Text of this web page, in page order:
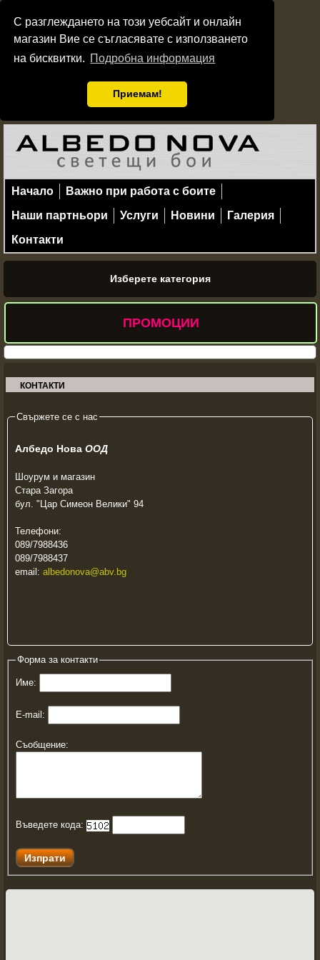
С разглеждането на този уебсайт и онлайн
магазин Вие се съгласявате с използването
на бисквитки. Подробна информация
Приемам!
Начало
Важно при работа с боите
Наши партньори
Услуги Новини
Галерия
Контакти
Изберете категория
ПРОМОЦИИ
КОНТАКТИ
Свържете се с нас
Албедо Нова ООД
Шоурум и магазин
Стара Загора
бул. "Цар Симеон Велики" 94
Телефони:
089/7988436
089/7988437
email: albedonova@abv.bg
Форма за контакти
Име:
E-mail:
Съобщение:
Въведете кода: